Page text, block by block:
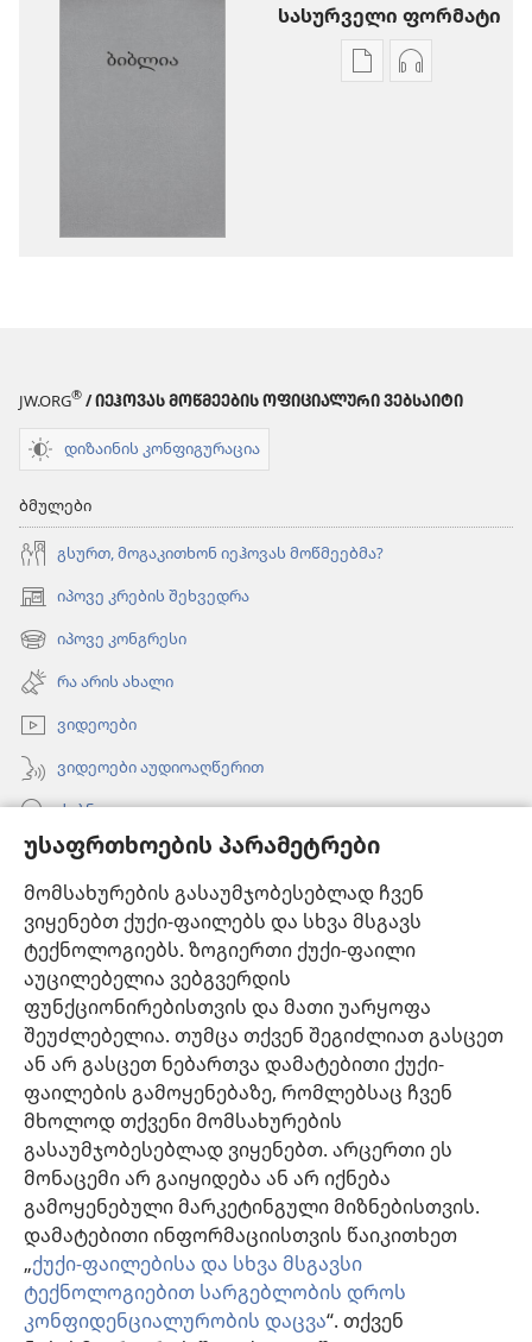
უსაფრთხოების პარამეტრები
მომსახურების გასაუმჯობესებლად ჩვენ
ვიყენებთ ქუქი-ფაილებს და სხვა მსგავს
ტექნოლოგიებს. ზოგიერთი ქუქი-ფაილი
აუცილებელია ვებგვერდის
ფუნქციონირებისთვის და მათი უარყოფა
შეუძლებელია. თუმცა თქვენ შეგიძლიათ გასცეთ
ან არ გასცეთ ნებართვა დამატებითი ქუქი-
ფაილების გამოყენებაზე, რომლებსაც ჩვენ
მხოლოდ თქვენი მომსახურების
გასაუმჯობესებლად ვიყენებთ. არცერთი ეს
მონაცემი არ გაიყიდება ან არ იქნება
გამოყენებული მარკეტინგული მიზნებისთვის.
დამატებითი ინფორმაციისთვის წაიკითხეთ
„ქუქი-ფაილებისა და სხვა მსგავსი
ტექნოლოგიებით სარგებლობის დროს
კონფიდენციალურობის დაცვა“. თქვენ
სასურველი ფორმატი
პუბლიკაციების
JW.ORG® / ᲘᲔᲰᲝᲕᲐᲡ ᲛᲝᲬᲛᲔᲔᲑᲘᲡ ᲝᲤᲘᲪᲘᲐᲚᲣᲠᲘ ᲕᲔᲑᲡᲐᲘᲢᲘ
დიზაინის კონფიგურაცია
ბმულები
გსურთ, მოგაკითხონ იეჰოვას მოწმეებმა?
იპოვე კრების შეხვედრა
(გაიხსნება
ახალი
ფანჯარა)
იპოვე კონგრესი
(გაიხსნება
ახალი
ფანჯარა)
რა არის ახალი
ვიდეოები
ვიდეოები აუდიოაღწერით
ძებნა
ინფორმაცია ექიმებისთვის
ინფორმაცია ოფიციალური პირებისთვის
დახმარება
შესაწირავები
(გაიხსნება
ახალი
ფანჯარა)საგუშაგო კოშკის ონლაინ ბიბლიოთეკა™
(გაიხსნება
ახალი
ფანჯარა)JW Hub
(გაიხსნება
ახალი
ფანჯარა)JW ბიბლიოთეკა
„საგუშაგო კოშკის ბიბლიოთეკა“